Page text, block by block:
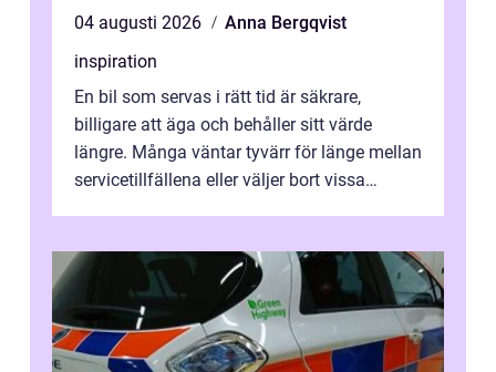
04 augusti 2026
Anna Bergqvist
inspiration
En bil som servas i rätt tid är säkrare,
billigare att äga och behåller sitt värde
längre. Många väntar tyvärr för länge mellan
servicetillfällena eller väljer bort vissa